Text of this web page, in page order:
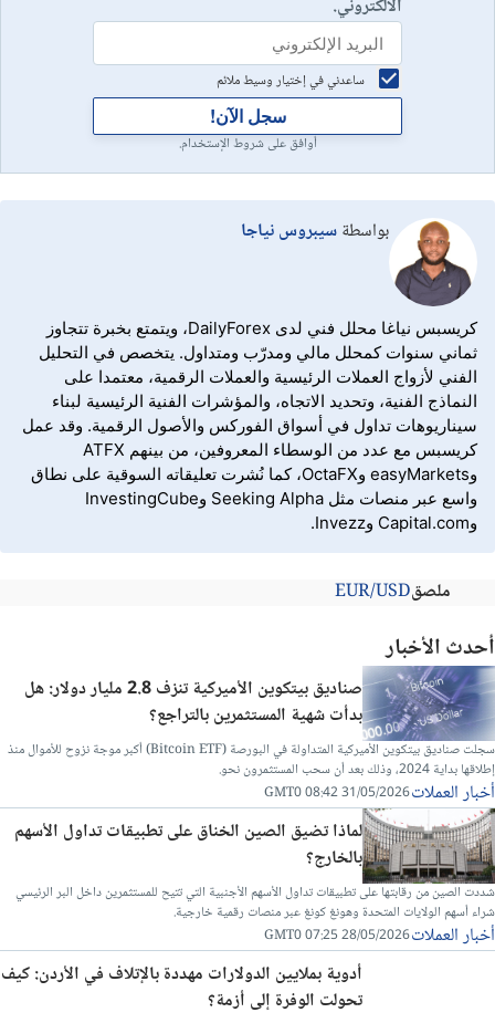
الالكتروني.
ساعدني في إختيار وسيط ملائم
سجل الآن!
أوافق على شروط الإستخدام.
بواسطةسيبروس نياجا
كريسبس نياغا محلل فني لدى DailyForex، ويتمتع بخبرة تتجاوز
ثماني سنوات كمحلل مالي ومدرّب ومتداول. يتخصص في التحليل
الفني لأزواج العملات الرئيسية والعملات الرقمية، معتمدا على
النماذج الفنية، وتحديد الاتجاه، والمؤشرات الفنية الرئيسية لبناء
سيناريوهات تداول في أسواق الفوركس والأصول الرقمية. وقد عمل
كريسبس مع عدد من الوسطاء المعروفين، من بينهم ATFX
وeasyMarkets وOctaFX، كما نُشرت تعليقاته السوقية على نطاق
واسع عبر منصات مثل Seeking Alpha وInvestingCube
وCapital.com وInvezz.
ملصقEUR/USD
أحدث الأخبار
صناديق بيتكوين الأميركية تنزف 2.8 مليار دولار: هل
بدأت شهية المستثمرين بالتراجع؟
سجلت صناديق بيتكوين الأميركية المتداولة في البورصة (Bitcoin ETF) أكبر موجة نزوح للأموال منذ
إطلاقها بداية 2024، وذلك بعد أن سحب المستثمرون نحو.
أخبار العملات31/05/2026 08:42 GMT0
لماذا تضيق الصين الخناق على تطبيقات تداول الأسهم
بالخارج؟
شددت الصين من رقابتها على تطبيقات تداول الأسهم الأجنبية التي تتيح للمستثمرين داخل البر الرئيسي
شراء أسهم الولايات المتحدة وهونغ كونغ عبر منصات رقمية خارجية.
أخبار العملات28/05/2026 07:25 GMT0
أدوية بملايين الدولارات مهددة بالإتلاف في الأردن: كيف
تحولت الوفرة إلى أزمة؟